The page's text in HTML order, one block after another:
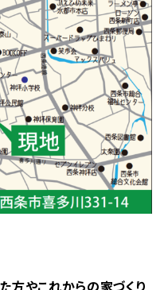
方やこれからの家づくり